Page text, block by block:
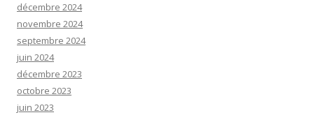
décembre 2024
novembre 2024
septembre 2024
juin 2024
décembre 2023
octobre 2023
juin 2023